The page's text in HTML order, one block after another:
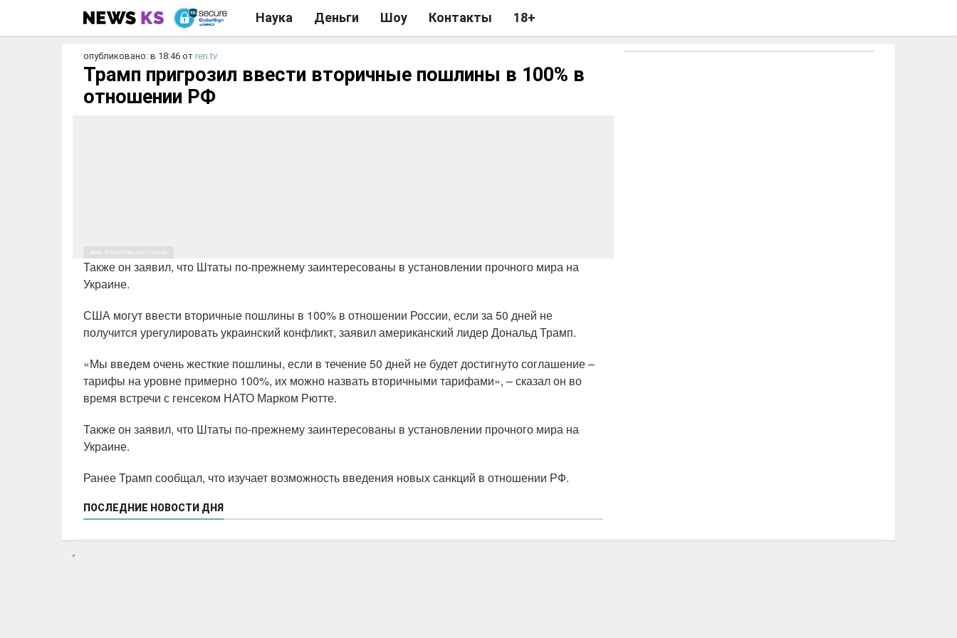
Наука Деньги Шоу Контакты 18+
опубликовано: в 18:46 от ren.tv
Трамп пригрозил ввести вторичные пошлины в 100% в
отношении РФ
Фото: © REUTERS/Ken Cedeno
Также он заявил, что Штаты по-прежнему заинтересованы в установлении прочного мира на
Украине.
США могут ввести вторичные пошлины в 100% в отношении России, если за 50 дней не
получится урегулировать украинский конфликт, заявил американский лидер Дональд Трамп.
«Мы введем очень жесткие пошлины, если в течение 50 дней не будет достигнуто соглашение –
тарифы на уровне примерно 100%, их можно назвать вторичными тарифами», – сказал он во
время встречи с генсеком НАТО Марком Рютте.
Также он заявил, что Штаты по-прежнему заинтересованы в установлении прочного мира на
Украине.
Ранее Трамп сообщал, что изучает возможность введения новых санкций в отношении РФ.
ПОСЛЕДНИЕ НОВОСТИ ДНЯ